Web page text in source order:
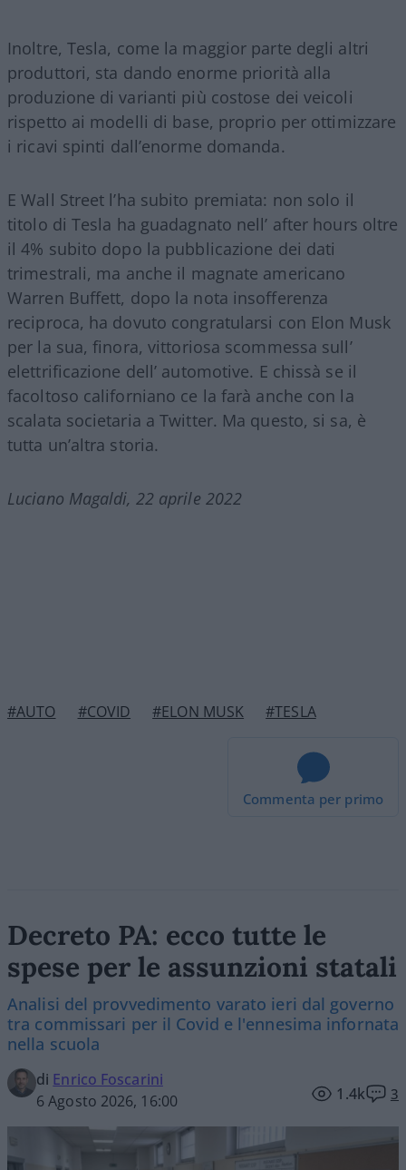
Inoltre, Tesla, come la maggior parte degli altri
produttori, sta dando enorme priorità alla
produzione di varianti più costose dei veicoli
rispetto ai modelli di base, proprio per ottimizzare
i ricavi spinti dall’enorme domanda.
E Wall Street l’ha subito premiata: non solo il
titolo di Tesla ha guadagnato nell’ after hours oltre
il 4% subito dopo la pubblicazione dei dati
trimestrali, ma anche il magnate americano
Warren Buffett, dopo la nota insofferenza
reciproca, ha dovuto congratularsi con Elon Musk
per la sua, finora, vittoriosa scommessa sull’
elettrificazione dell’ automotive. E chissà se il
facoltoso californiano ce la farà anche con la
scalata societaria a Twitter. Ma questo, si sa, è
tutta un’altra storia.
Luciano Magaldi, 22 aprile 2022
#AUTO #COVID #ELON MUSK #TESLA
Commenta per primo
Decreto PA: ecco tutte le
spese per le assunzioni statali
Analisi del provvedimento varato ieri dal governo
tra commissari per il Covid e l'ennesima infornata
nella scuola
di Enrico Foscarini
6 Agosto 2026, 16:00
1.4k 3